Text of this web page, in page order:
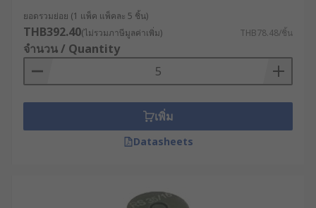
ยอดรวมย่อย (1 แพ็ค แพ็คละ 5 ชิ้น)
THB392.40(ไม่รวมภาษีมูลค่าเพิ่ม) THB78.48/ชิ้น
จำนวน / Quantity
เพิ่ม
Datasheets